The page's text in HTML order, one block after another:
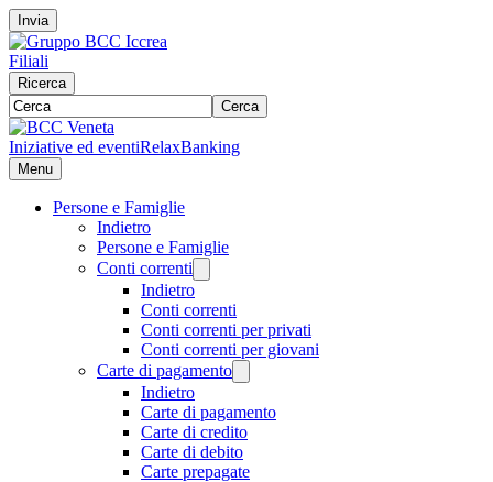
Invia
Filiali
Ricerca
Cerca
Iniziative ed eventiRelaxBanking
Menu
Persone e Famiglie
Indietro
Persone e Famiglie
Conti correnti
Indietro
Conti correnti
Conti correnti per privati
Conti correnti per giovani
Carte di pagamento
Indietro
Carte di pagamento
Carte di credito
Carte di debito
Carte prepagate